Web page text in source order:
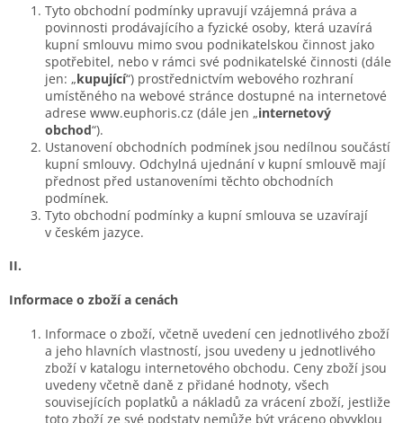
Tyto obchodní podmínky upravují vzájemná práva a
povinnosti prodávajícího a fyzické osoby, která uzavírá
kupní smlouvu mimo svou podnikatelskou činnost jako
spotřebitel, nebo v rámci své podnikatelské činnosti (dále
jen: „kupující“) prostřednictvím webového rozhraní
umístěného na webové stránce dostupné na internetové
adrese www.euphoris.cz (dále jen „internetový
obchod“).
Ustanovení obchodních podmínek jsou nedílnou součástí
kupní smlouvy. Odchylná ujednání v kupní smlouvě mají
přednost před ustanoveními těchto obchodních
podmínek.
Tyto obchodní podmínky a kupní smlouva se uzavírají
v českém jazyce.
II.
Informace o zboží a cenách
Informace o zboží, včetně uvedení cen jednotlivého zboží
a jeho hlavních vlastností, jsou uvedeny u jednotlivého
zboží v katalogu internetového obchodu. Ceny zboží jsou
uvedeny včetně daně z přidané hodnoty, všech
souvisejících poplatků a nákladů za vrácení zboží, jestliže
toto zboží ze své podstaty nemůže být vráceno obvyklou